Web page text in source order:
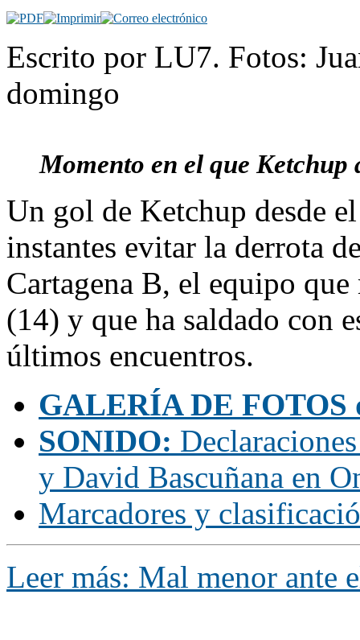
Escrito por LU7. Fotos:
domingo
Momento en el que
Un gol de Ketchup desde
instantes evitar la derrota
Cartagena B, el equipo
(14) y que ha saldado con
últimos encuentros.
GALERÍA DE FOTOS
SONIDO:
y David Bascuñana en
Marcadores y
Leer más: Mal menor ante